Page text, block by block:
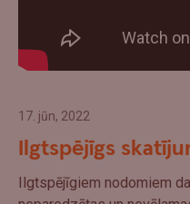
17. jūn, 2022
Ilgtspējīgs
Ilgtspējīgiem nodomiem